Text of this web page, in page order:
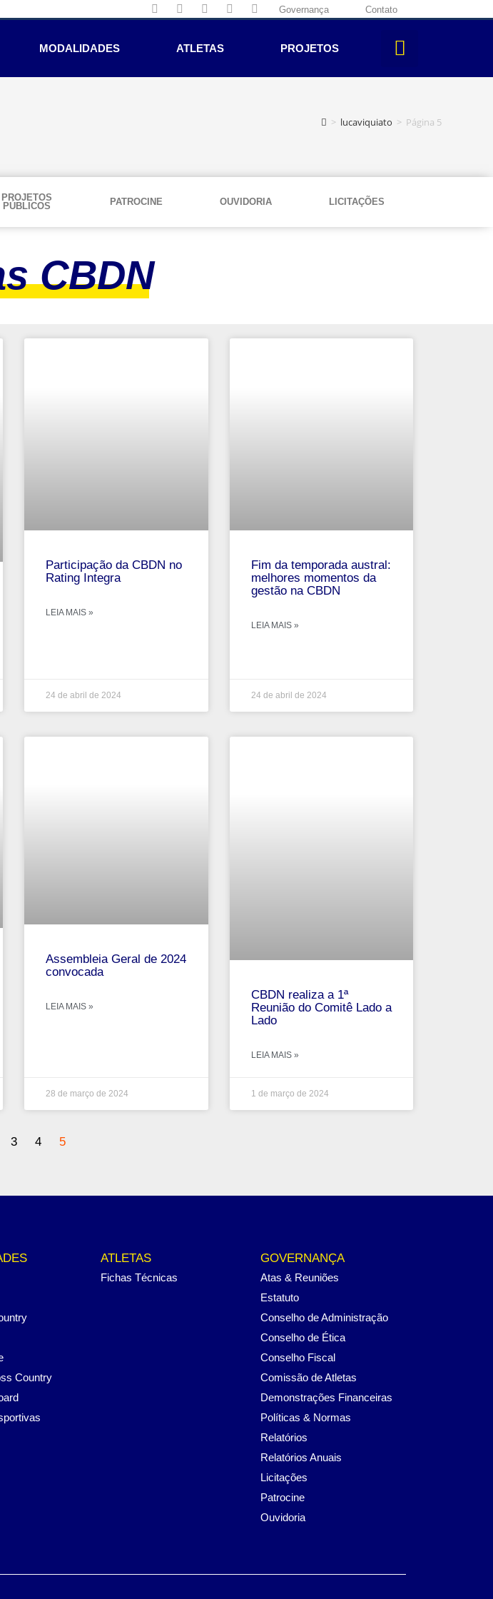
Governança Contato
MODALIDADES ATLETAS PROJETOS
> lucaviquiato > Página 5
PROJETOS
PÚBLICOS
PATROCINE OUVIDORIA LICITAÇÕES
CBDN
Participação da CBDN no
Rating Integra
LEIA MAIS »
24 de abril de 2024
Fim da temporada austral:
melhores momentos da
gestão na CBDN
LEIA MAIS »
24 de abril de 2024
Assembleia Geral de 2024
convocada
LEIA MAIS »
28 de março de 2024
CBDN realiza a 1ª
Reunião do Comitê Lado a
Lado
LEIA MAIS »
1 de março de 2024
3 4 5
Country
ATLETAS
Fichas Técnicas
GOVERNANÇA
Atas & Reuniões
Estatuto
Conselho de Administração
Conselho de Ética
Conselho Fiscal
Comissão de Atletas
Demonstrações Financeiras
Políticas & Normas
Relatórios
Relatórios Anuais
Licitações
Patrocine
Ouvidoria